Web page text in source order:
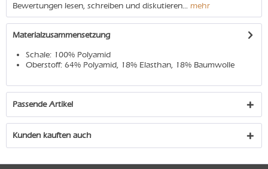
Bewertungen lesen, schreiben und diskutieren... mehr
Materialzusammensetzung
Schale: 100% Polyamid
Oberstoff: 64% Polyamid, 18% Elasthan, 18% Baumwolle
Passende Artikel
Kunden kauften auch